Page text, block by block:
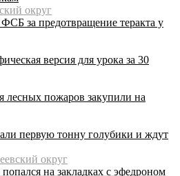
округ
за предотвращение теракта у
версия для урока за 30
лесных пожаров закупили на
первую тонну голубики и ждут
округ
на закладках с эфедроном